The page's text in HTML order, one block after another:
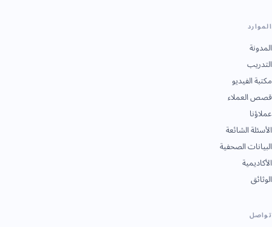
الموارد
المدونة
التدريب
مكتبة الفيديو
قصص العملاء
عملاؤنا
الأسئلة الشائعة
البيانات الصحفية
الأكاديمية
الوثائق
تواصل